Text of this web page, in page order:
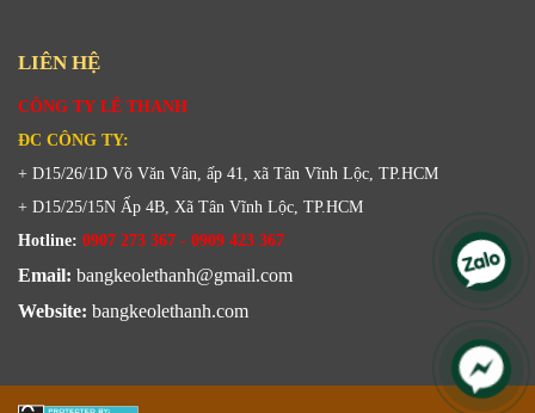
LIÊN HỆ
CÔNG TY LÊ THANH
ĐC CÔNG TY:
+ D15/26/1D Võ Văn Vân, ấp 41, xã Tân Vĩnh Lộc, TP.HCM
+ D15/25/15N Ấp 4B, Xã Tân Vĩnh Lộc, TP.HCM
Hotline: 0907 273 367 - 0909 423 367
Email: bangkeolethanh@gmail.com
Website: bangkeolethanh.com